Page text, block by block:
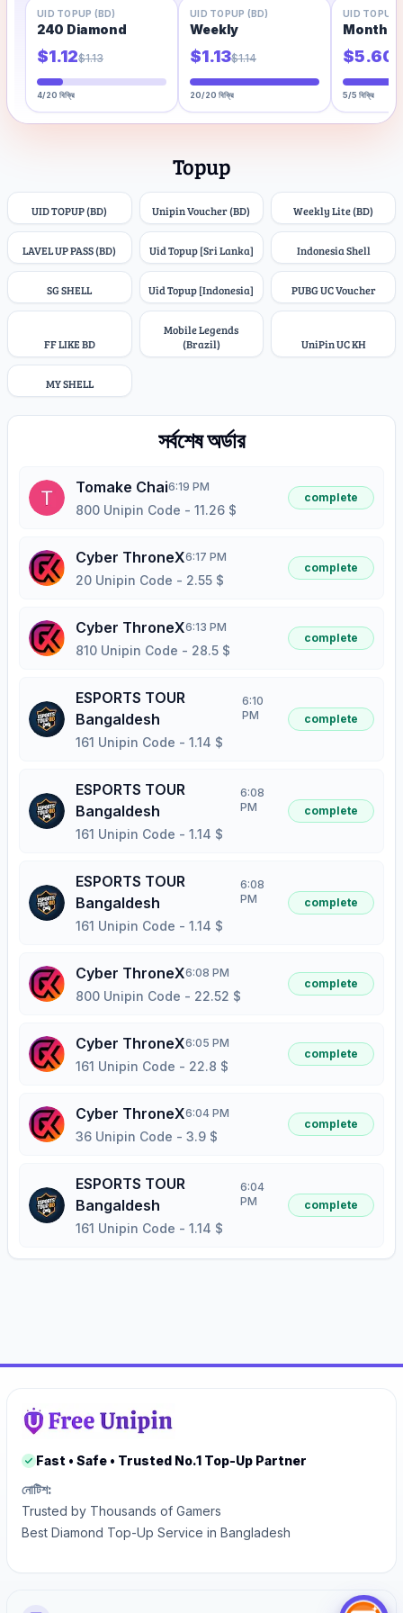
-1%
UID TOPUP (BD)
240 Diamond
$1.12$1.13
4/20 বিক্রি
-1%
UID TOPUP (BD)
Weekly
$1.13$1.14
20/20 বিক্রি
-1%
UID TOPUP
Monthly
$5.60
5/5 বিক্রি
Topup
UID TOPUP (BD) Unipin Voucher (BD) Weekly Lite (BD)
LAVEL UP PASS (BD) Uid Topup [Sri Lanka] Indonesia Shell
SG SHELL Uid Topup [Indonesia] PUBG UC Voucher
FF LIKE BD
Mobile Legends
(Brazil)
UniPin UC KH
MY SHELL
সর্বশেষ অর্ডার
Tomake Chai6:19 PM
800 Unipin Code - 11.26 $
complete
Cyber ThroneX6:17 PM
20 Unipin Code - 2.55 $
complete
Cyber ThroneX6:13 PM
810 Unipin Code - 28.5 $
complete
ESPORTS TOUR
Bangaldesh
6:10
PM
161 Unipin Code - 1.14 $
complete
ESPORTS TOUR
Bangaldesh
6:08
PM
161 Unipin Code - 1.14 $
complete
ESPORTS TOUR
Bangaldesh
6:08
PM
161 Unipin Code - 1.14 $
complete
Cyber ThroneX6:08 PM
800 Unipin Code - 22.52 $
complete
Cyber ThroneX6:05 PM
161 Unipin Code - 22.8 $
complete
Cyber ThroneX6:04 PM
36 Unipin Code - 3.9 $
complete
ESPORTS TOUR
Bangaldesh
6:04
PM
161 Unipin Code - 1.14 $
complete
Fast • Safe • Trusted No.1 Top-Up Partner
নোটিশ:
Trusted by Thousands of Gamers
Best Diamond Top-Up Service in Bangladesh